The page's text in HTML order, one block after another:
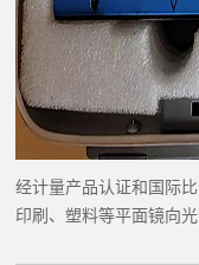
经计量产品认证和国际
印刷、塑料等平面镜向